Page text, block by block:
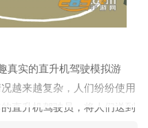
真实的直升机驾驶模拟游
越来越复杂，人们纷纷使用
直升机驾驶员，将人们送到